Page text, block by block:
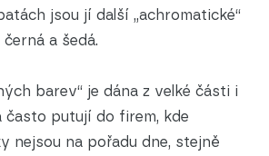
jsou jí další „achromatické“
a šedá.
barev“ je dána z velké části i
často putují do firem, kde
nejsou na pořadu dne, stejně